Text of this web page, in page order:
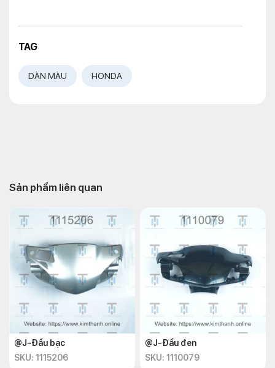
TAG
DÀN MÀU HONDA
Sản phẩm liên quan
@J-Đầu bạc
SKU: 1115206
@J-Đầu đen
SKU: 1110079